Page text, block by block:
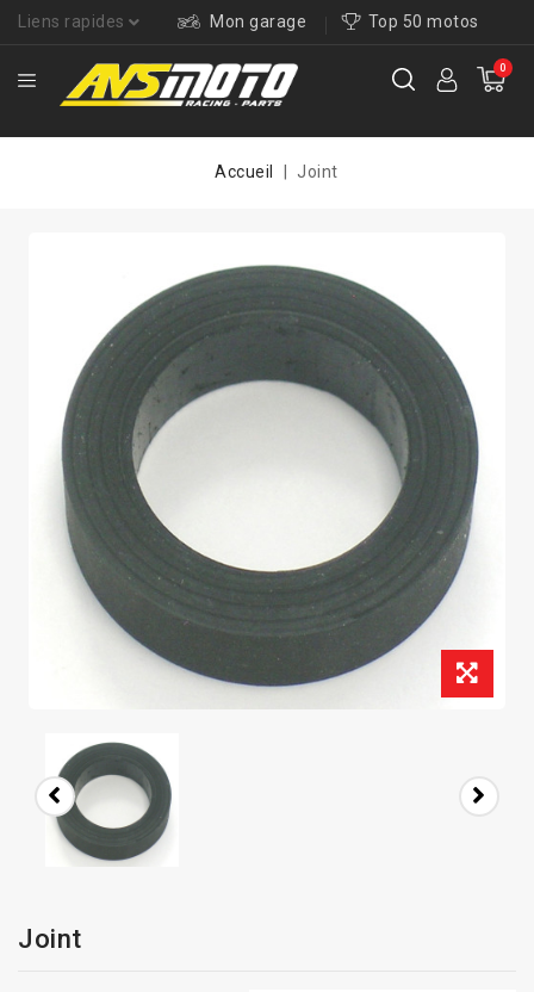
Liens rapides Mon garage Top 50 motos
0
Accueil Joint
Joint